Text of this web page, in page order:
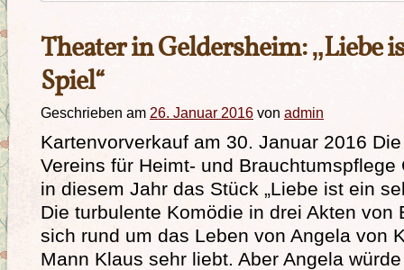
Theater in Geldersheim: „Liebe
Spiel“
Geschrieben am 26. Januar 2016 von admin
Kartenvorverkauf am 30. Januar 2016
Vereins für Heimt- und Brauchtumspflege
in diesem Jahr das Stück „Liebe ist ein
Die turbulente Komödie in drei Akten von
sich rund um das Leben von Angela von
Mann Klaus sehr liebt. Aber Angela